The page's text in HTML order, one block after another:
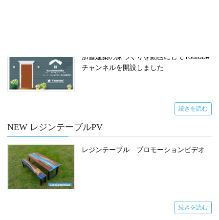
加藤建築の家づくりを動画にしてYoutube
チャンネルを開設しました
続きを読む
NEW レジンテーブルPV
レジンテーブル プロモーションビデオ
続きを読む